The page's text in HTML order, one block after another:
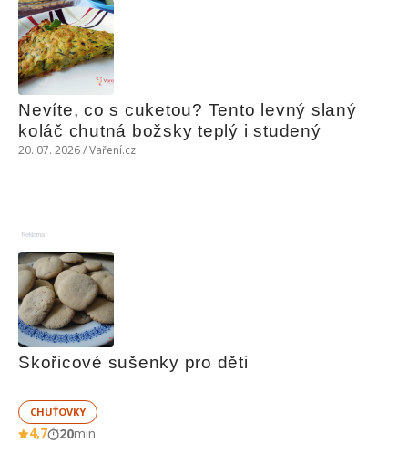
Nevíte, co s cuketou? Tento levný slaný
koláč chutná božsky teplý i studený
20. 07. 2026 / Vaření.cz
Reklama
Skořicové sušenky pro děti
CHUŤOVKY
4,7 20min